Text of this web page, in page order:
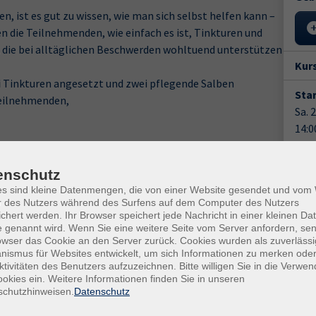
ist es gut zu wissen, wie man sich selbst helfen kann –
die Teilnehmenden, wie einfach es ist, Tinkturen und
bei alltäglichen Beschwerden wohltuend unterstützen
angesetzt und zwei pflegende Salben
können.
sie außerdem,
die Salbe individuell anzupassen.
von pflanzlichen Tinkturen und Salben erwerben
üben
fördern
Sa.
5
sind kleine Datenmengen, die von einer Website gesendet und vom
des Nutzers während des Surfens auf dem Computer des Nutzers
werden. Ihr Browser speichert jede Nachricht in einer kleinen
genannt wird. Wenn Sie eine weitere Seite vom Server anfordern,
das Cookie an den Server zurück. Cookies wurden als
für Websites entwickelt, um sich Informationen zu merken
des Benutzers aufzuzeichnen. Bitte willigen Sie in die
ein. Weitere Informationen finden Sie in unseren
Datenschutz